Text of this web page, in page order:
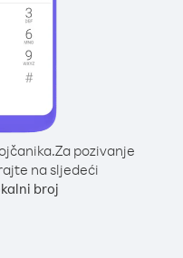
Za pozivanje
na sljedeći
broj